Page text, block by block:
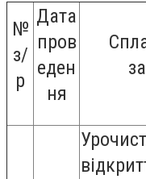
№
з/
р
Дата
пров
еден
ня